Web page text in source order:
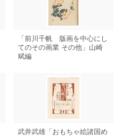
「前川千帆 版画を中心にし
てのその画業 その他」山崎
斌編
武井武雄「おもちゃ絵諸国め